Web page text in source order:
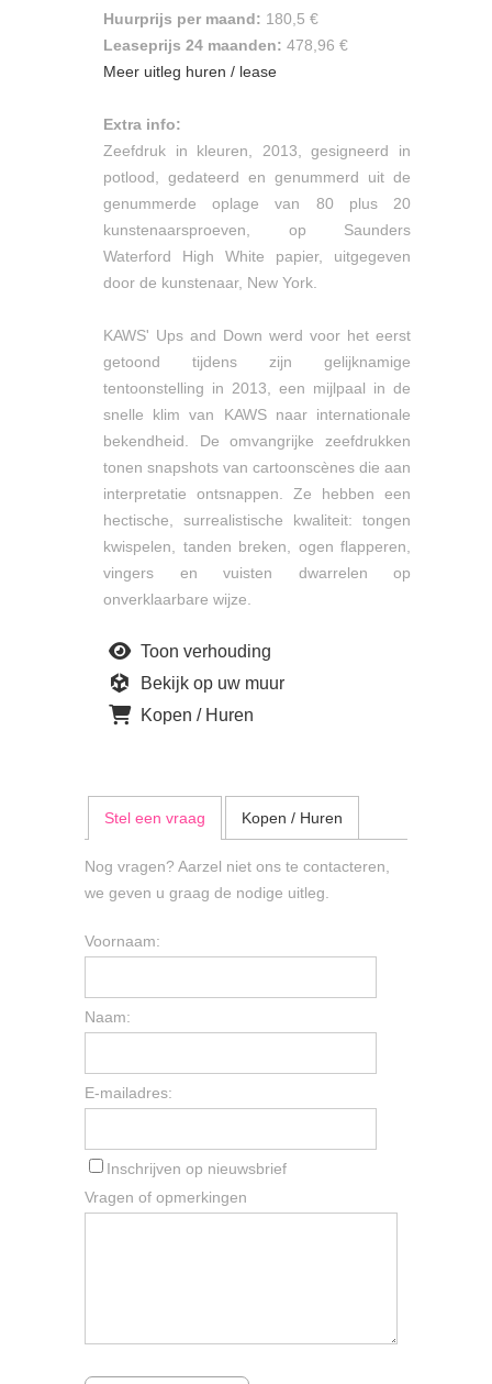
Huurprijs per maand: 180,5 €
Leaseprijs 24 maanden: 478,96 €
Meer uitleg huren / lease
Extra info:
Zeefdruk in kleuren, 2013, gesigneerd in
potlood, gedateerd en genummerd uit de
genummerde oplage van 80 plus 20
kunstenaarsproeven, op Saunders
Waterford High White papier, uitgegeven
door de kunstenaar, New York.
KAWS' Ups and Down werd voor het eerst
getoond tijdens zijn gelijknamige
tentoonstelling in 2013, een mijlpaal in de
snelle klim van KAWS naar internationale
bekendheid. De omvangrijke zeefdrukken
tonen snapshots van cartoonscènes die aan
interpretatie ontsnappen. Ze hebben een
hectische, surrealistische kwaliteit: tongen
kwispelen, tanden breken, ogen flapperen,
vingers en vuisten dwarrelen op
onverklaarbare wijze.
Toon verhouding
Bekijk op uw muur
Kopen / Huren
Stel een vraag Kopen / Huren
Nog vragen? Aarzel niet ons te contacteren,
we geven u graag de nodige uitleg.
Voornaam:
Naam:
E-mailadres:
Inschrijven op nieuwsbrief
Vragen of opmerkingen